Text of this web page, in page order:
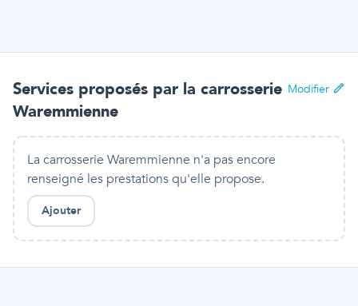
Services proposés par la carrosserie
Waremmienne
Modifier
La carrosserie Waremmienne n'a pas encore
renseigné les prestations qu'elle propose.
Ajouter